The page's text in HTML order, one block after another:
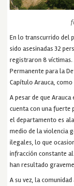
En lo transcurrido del
sido asesinadas 32
registraron 8
Permanente para la
Capítulo Arauca, como
A pesar de que
cuenta con una fuerte
el departamento es
medio de la violencia
ilegales, lo que
infracción constante al
han resultado
A su vez, la